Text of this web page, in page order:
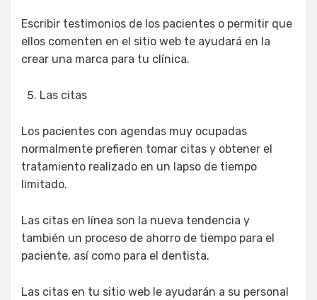
Escribir testimonios de los pacientes o permitir que
ellos comenten en el sitio web te ayudará en la
crear una marca para tu clínica.
Las citas
Los pacientes con agendas muy ocupadas
normalmente prefieren tomar citas y obtener el
tratamiento realizado en un lapso de tiempo
limitado.
Las citas en línea son la nueva tendencia y
también un proceso de ahorro de tiempo para el
paciente, así como para el dentista.
Las citas en tu sitio web le ayudarán a su personal